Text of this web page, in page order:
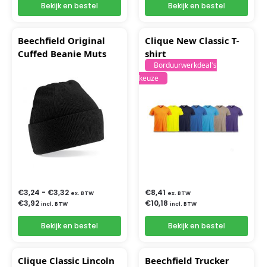
Bekijk en bestel Bekijk en bestel
Beechfield Original
Cuffed Beanie Muts
€3,24 - €3,32 ex. BTW
€3,92 incl. BTW
Bekijk en bestel
Clique New Classic T-
shirt
Borduurwerkdeal's
keuze
€8,41 ex. BTW
€10,18 incl. BTW
Bekijk en bestel
Clique Classic Lincoln
Beechfield Trucker